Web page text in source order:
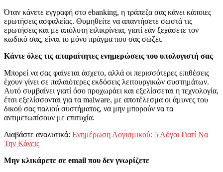
Όταν κάνετε εγγραφή στο ebanking, η τράπεζα σας κάνει κάποιες
ερωτήσεις ασφαλείας. Θυμηθείτε να απαντήσετε σωστά τις
ερωτήσεις και με απόλυτη ειλικρίνεια, γιατί εάν ξεχάσετε τον
κωδικό σας, είναι το μόνο πράγμα που σας σώζει.
Κάντε όλες τις απαραίτητες ενημερώσεις του υπολογιστή σας
Μπορεί να σας φαίνεται άσχετο, αλλά οι περισσότερες επιθέσεις
έχουν γίνει σε παλαιότερες εκδόσεις λειτουργικών συστημάτων.
Αυτό συμβαίνει γιατί όσο προχωράει και εξελίσσεται η τεχνολογία,
έτσι εξελίσσονται για τα malware, με αποτέλεσμα οι άμυνες του
δικού σας παλιού συστήματος, να μην μπορούν να τα
αντιμετωπίσουν με επιτυχία.
Διαβάστε αναλυτικά: Ενημέρωση Λογισμικού: 5 Λόγοι Γιατί Να
Την Κάνεις
Μην κλικάρετε σε email που δεν γνωρίζετε